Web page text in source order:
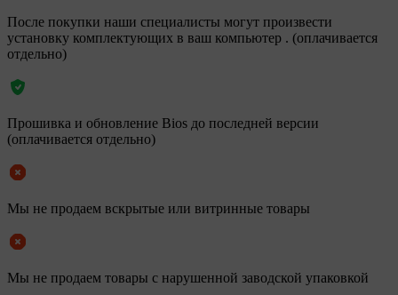
После покупки наши специалисты могут произвести
установку комплектующих в ваш компьютер . (оплачивается
отдельно)
Прошивка и обновление Bios до последней версии
(оплачивается отдельно)
Мы не продаем вскрытые или витринные товары
Мы не продаем товары с нарушенной заводской упаковкой